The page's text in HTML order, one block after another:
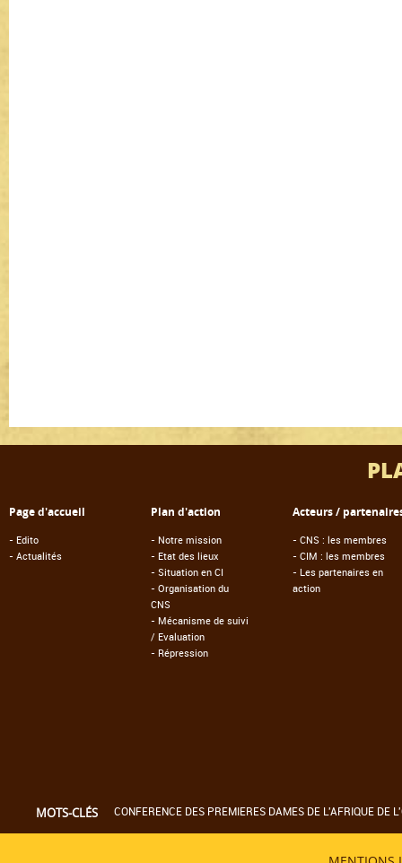
Page d'accueil
- Edito
- Actualités
Plan d'action
- Notre mission
- Etat des lieux
- Situation en CI
- Organisation du
CNS
- Mécanisme de suivi
/ Evaluation
- Répression
Acteurs /
- CNS : les membres
- CIM : les membres
- Les partenaires en
action
MOTS-CLÉS CONFERENCE DES PREMIERES DAMES DE L'AFRIQUE DE